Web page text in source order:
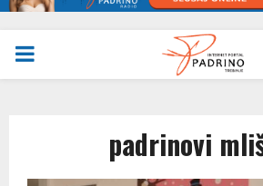
PRIMARY
padrinovi